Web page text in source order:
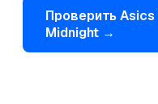
Проверить Asics
Midnight →